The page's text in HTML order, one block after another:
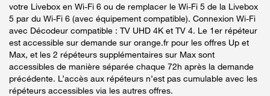
votre Livebox en Wi-Fi 6 ou de remplacer le Wi-Fi 5 de la Livebox
5 par du Wi-Fi 6 (avec équipement compatible). Connexion Wi-Fi
avec Décodeur compatible : TV UHD 4K et TV 4. Le 1er répéteur
est accessible sur demande sur orange.fr pour les offres Up et
Max, et les 2 répéteurs supplémentaires sur Max sont
accessibles de manière séparée chaque 72h après la demande
précédente. L’accès aux répéteurs n’est pas cumulable avec les
répéteurs accessibles via les autres offres.